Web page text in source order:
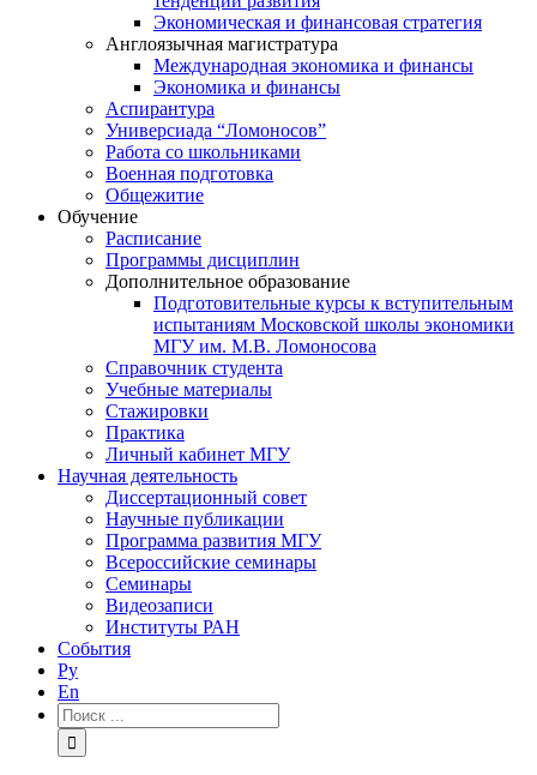
Экономическая и финансовая стратегия
Англоязычная магистратура
Международная экономика и финансы
Экономика и финансы
Аспирантура
Универсиада “Ломоносов”
Работа со школьниками
Военная подготовка
Общежитие
Обучение
Расписание
Программы дисциплин
Дополнительное образование
Подготовительные курсы к вступительным
испытаниям Московской школы экономики
МГУ им. М.В. Ломоносова
Справочник студента
Учебные материалы
Стажировки
Практика
Личный кабинет МГУ
Научная деятельность
Диссертационный совет
Научные публикации
Программа развития МГУ
Всероссийские семинары
Семинары
Видеозаписи
Институты РАН
События
Ру
En
Результат
поиска: